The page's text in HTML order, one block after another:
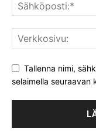
Tallenna nimi,
selaimella seuraavan